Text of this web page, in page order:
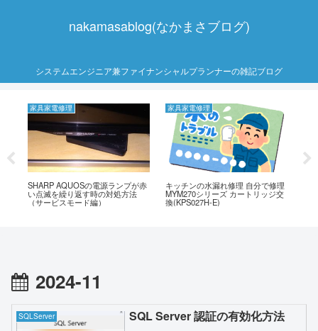
nakamasablog(なかまさブログ)
システムエンジニア兼ファイナンシャルプランナーの雑記ブログ
家具家電修理
SHARP AQUOSの電源ランプが赤
い点滅を繰り返す時の対処方法
（サービスモード編）
家具家電修理
キッチンの水漏れ修理 自分で修理
MYM270シリーズ カートリッジ交
換(KPS027H-E)
2024-11
SQLServer SQL Server 認証の有効化方法